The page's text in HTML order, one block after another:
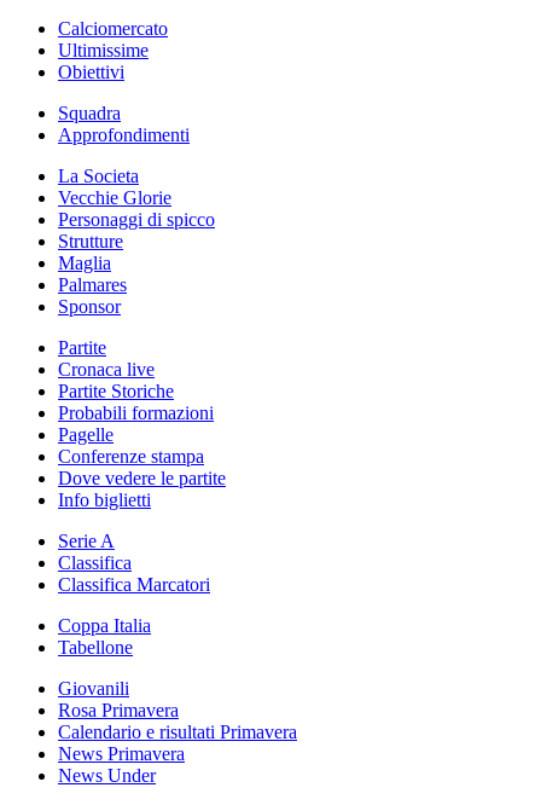
Calciomercato
Ultimissime
Obiettivi
Squadra
Approfondimenti
La Societa
Vecchie Glorie
Personaggi di spicco
Strutture
Maglia
Palmares
Sponsor
Partite
Cronaca live
Partite Storiche
Probabili formazioni
Pagelle
Conferenze stampa
Dove vedere le partite
Info biglietti
Serie A
Classifica
Classifica Marcatori
Coppa Italia
Tabellone
Giovanili
Rosa Primavera
Calendario e risultati Primavera
News Primavera
News Under